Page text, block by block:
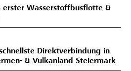
erster Wasserstoffbusflotte &
Direktverbindung in
& Vulkanland Steiermark